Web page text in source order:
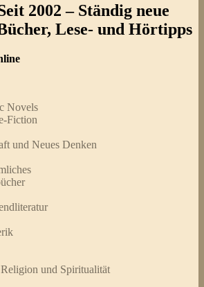
2002 – Ständig neue
Lese- und Hörtipps
Novels
Fiction
und Neues Denken
und Spiritualität